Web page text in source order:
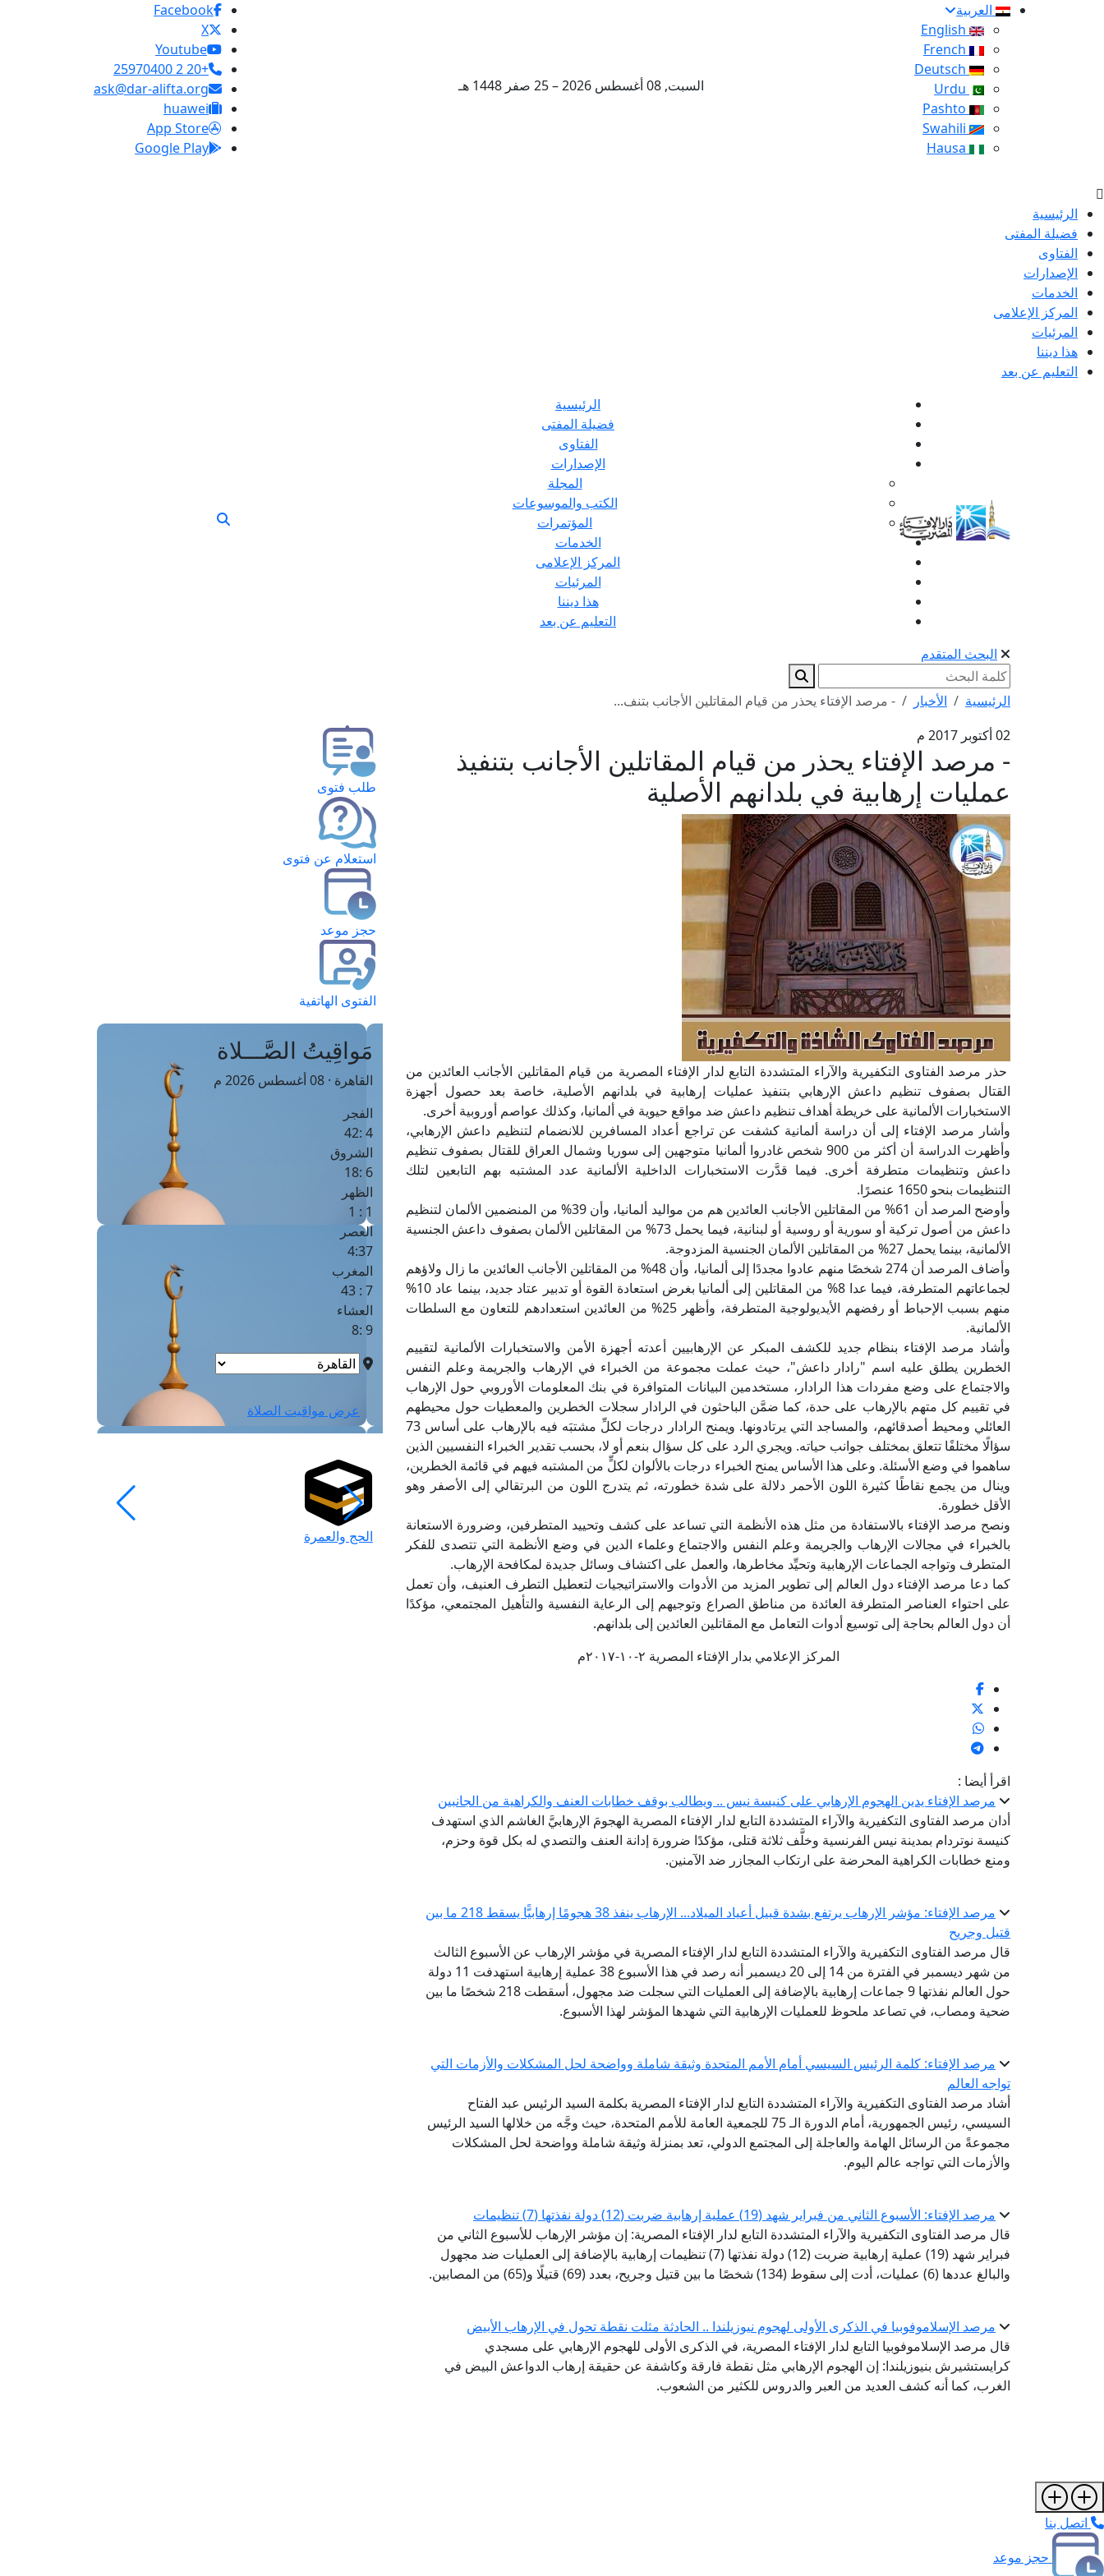
العربية
السبت, 08 أغسطس 2026 – 25 صفر 1448 هـ
Facebook
X
Youtube
+20 2 25970400
ask@dar-alifta.org
huawei
App Store
Google Play
الرئيسية
فضيلة المفتى
الفتاوى
الإصدارات
الخدمات
المركز الإعلامى
المرئيات
هذا ديننا
التعليم عن بعد
الرئيسية
فضيلة المفتى
الفتاوى
الإصدارات
المجلة
الكتب والموسوعات
المؤتمرات
الخدمات
المركز الإعلامى
المرئيات
هذا ديننا
التعليم عن بعد
البحث المتقدم
الرئيسية الأخبار
- مرصد الإفتاء يحذر من قيام المقاتلين الأجانب بتنف...
02 أكتوبر 2017 م
- مرصد الإفتاء يحذر من قيام المقاتلين الأجانب بتنفيذ
عمليات إرهابية في بلدانهم الأصلية
حذر مرصد الفتاوى التكفيرية والآراء المتشددة التابع لدار الإفتاء المصرية من قيام المقاتلين الأجانب العائدين من
القتال بصفوف تنظيم داعش الإرهابي بتنفيذ عمليات إرهابية في بلدانهم الأصلية، خاصة بعد حصول أجهزة
الاستخبارات الألمانية على خريطة أهداف تنظيم داعش ضد مواقع حيوية في ألمانيا، وكذلك عواصم أوروبية أخرى.
وأشار مرصد الإفتاء إلى أن دراسة ألمانية كشفت عن تراجع أعداد المسافرين للانضمام لتنظيم داعش الإرهابي،
وأظهرت الدراسة أن أكثر من 900 شخص غادروا ألمانيا متوجهين إلى سوريا وشمال العراق للقتال بصفوف تنظيم
داعش وتنظيمات متطرفة أخرى. فيما قدَّرت الاستخبارات الداخلية الألمانية عدد المشتبه بهم التابعين لتلك
التنظيمات بنحو 1650 عنصرًا.
وأوضح المرصد أن 61% من المقاتلين الأجانب العائدين هم من مواليد ألمانيا، وأن 39% من المنضمين الألمان لتنظيم
داعش من أصول تركية أو سورية أو روسية أو لبنانية، فيما يحمل 73% من المقاتلين الألمان بصفوف داعش الجنسية
الألمانية، بينما يحمل 27% من المقاتلين الألمان الجنسية المزدوجة.
وأضاف المرصد أن 274 شخصًا منهم عادوا مجددًا إلى ألمانيا، وأن 48% من المقاتلين الأجانب العائدين ما زال ولاؤهم
لجماعاتهم المتطرفة، فيما عدا 8% من المقاتلين إلى ألمانيا بغرض استعادة القوة أو تدبير عتاد جديد، بينما عاد 10%
منهم بسبب الإحباط أو رفضهم الأيديولوجية المتطرفة، وأظهر 25% من العائدين استعدادهم للتعاون مع السلطات
الألمانية.
وأشاد مرصد الإفتاء بنظام جديد للكشف المبكر عن الإرهابيين أعدته أجهزة الأمن والاستخبارات الألمانية لتقييم
الخطرين يطلق عليه اسم "رادار داعش"، حيث عملت مجموعة من الخبراء في الإرهاب والجريمة وعلم النفس
والاجتماع على وضع مفردات هذا الرادار، مستخدمين البيانات المتوافرة في بنك المعلومات الأوروبي حول الإرهاب
في تقييم كل متهم بالإرهاب على حدة، كما ضمَّن الباحثون في الرادار سجلات الخطرين والمعطيات حول محيطهم
العائلي ومحيط أصدقائهم، والمساجد التي يرتادونها. ويمنح الرادار درجات لكلِّ مشتبَه فيه بالإرهاب على أساس 73
سؤالًا مختلفًا تتعلق بمختلف جوانب حياته. ويجري الرد على كل سؤال بنعم أو لا، بحسب تقدير الخبراء النفسيين الذين
ساهموا في وضع الأسئلة. وعلى هذا الأساس يمنح الخبراء درجات بالألوان لكلٍّ من المشتبه فيهم في قائمة الخطرين،
وينال من يجمع نقاطًا كثيرة اللون الأحمر دلالة على شدة خطورته، ثم يتدرج اللون من البرتقالي إلى الأصفر وهو
الأقل خطورة.
ونصح مرصد الإفتاء بالاستفادة من مثل هذه الأنظمة التي تساعد على كشف وتحييد المتطرفين، وضرورة الاستعانة
بالخبراء في مجالات الإرهاب والجريمة وعلم النفس والاجتماع وعلماء الدين في وضع الأنظمة التي تتصدى للفكر
المتطرف وتواجه الجماعات الإرهابية وتحيِّد مخاطرها، والعمل على اكتشاف وسائل جديدة لمكافحة الإرهاب.
كما دعا مرصد الإفتاء دول العالم إلى تطوير المزيد من الأدوات والاستراتيجيات لتعطيل التطرف العنيف، وأن تعمل
على احتواء العناصر المتطرفة العائدة من مناطق الصراع وتوجيهم إلى الرعاية النفسية والتأهيل المجتمعي، مؤكدًا
أن دول العالم بحاجة إلى توسيع أدوات التعامل مع المقاتلين العائدين إلى بلدانهم.
المركز الإعلامي بدار الإفتاء المصرية ٢-١٠-٢٠١٧م
اقرأ أيضا :
مرصد الإفتاء يدين الهجوم الإرهابي على كنيسة نيس .. ويطالب بوقف خطابات العنف والكراهية من الجانبين
أدان مرصد الفتاوى التكفيرية والآراء المتشددة التابع لدار الإفتاء المصرية الهجومَ الإرهابيَّ الغاشم الذي استهدف
كنيسة نوتردام بمدينة نيس الفرنسية وخلَّف ثلاثة قتلى، مؤكدًا ضرورة إدانة العنف والتصدي له بكل قوة وحزم،
ومنع خطابات الكراهية المحرضة على ارتكاب المجازر ضد الآمنين.
مرصد الإفتاء: مؤشر الإرهاب يرتفع بشدة قبيل أعياد الميلاد... الإرهاب ينفذ 38 هجومًا إرهابيًّا يسقط 218 ما بين
قتيل وجريح
قال مرصد الفتاوى التكفيرية والآراء المتشددة التابع لدار الإفتاء المصرية في مؤشر الإرهاب عن الأسبوع الثالث
من شهر ديسمبر في الفترة من 14 إلى 20 ديسمبر أنه رصد في هذا الأسبوع 38 عملية إرهابية استهدفت 11 دولة
حول العالم نفذتها 9 جماعات إرهابية بالإضافة إلى العمليات التي سجلت ضد مجهول، أسقطت 218 شخصًا ما بين
ضحية ومصاب، في تصاعد ملحوظ للعمليات الإرهابية التي شهدها المؤشر لهذا الأسبوع.
مرصد الإفتاء: كلمة الرئيس السيسي أمام الأمم المتحدة وثيقة شاملة وواضحة لحل المشكلات والأزمات التي
تواجه العالم
أشاد مرصد الفتاوى التكفيرية والآراء المتشددة التابع لدار الإفتاء المصرية بكلمة السيد الرئيس عبد الفتاح
السيسي، رئيس الجمهورية، أمام الدورة الـ 75 للجمعية العامة للأمم المتحدة، حيث وجَّه من خلالها السيد الرئيس
مجموعةً من الرسائل الهامة والعاجلة إلى المجتمع الدولي، تعد بمنزلة وثيقة شاملة وواضحة لحل المشكلات
والأزمات التي تواجه عالم اليوم.
مرصد الإفتاء: الأسبوع الثاني من فبراير شهد (19) عملية إرهابية ضربت (12) دولة نفذتها (7) تنظيمات
قال مرصد الفتاوى التكفيرية والآراء المتشددة التابع لدار الإفتاء المصرية: إن مؤشر الإرهاب للأسبوع الثاني من
فبراير شهد (19) عملية إرهابية ضربت (12) دولة نفذتها (7) تنظيمات إرهابية بالإضافة إلى العمليات ضد مجهول
والبالغ عددها (6) عمليات، أدت إلى سقوط (134) شخصًا ما بين قتيل وجريح، بعدد (69) قتيلًا و(65) من المصابين.
مرصد الإسلاموفوبيا في الذكرى الأولى لهجوم نيوزيلندا .. الحادثة مثلت نقطة تحول في الإرهاب الأبيض
قال مرصد الإسلاموفوبيا التابع لدار الإفتاء المصرية، في الذكرى الأولى للهجوم الإرهابي على مسجدي
كرايستشيرش بنيوزيلندا: إن الهجوم الإرهابي مثل نقطة فارقة وكاشفة عن حقيقة إرهاب الدواعش البيض في
الغرب، كما أنه كشف العديد من العبر والدروس للكثير من الشعوب.
طلب فتوى
استعلام عن فتوى
حجز موعد
الفتوى الهاتفية
مَواقِيتُ الصَّـــلاة
القاهرة · 08 أغسطس 2026 م
الفجر
4 :42
الشروق
6 :18
الظهر
1 : 1
العصر
4:37
المغرب
7 : 43
العشاء
9 :8
عرض مواقيت الصلاة
الحج والعمرة
اتصل بنا
حجز موعد